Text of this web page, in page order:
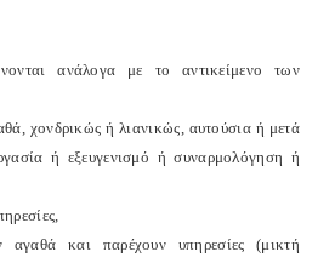
ανάλογα με το αντικείμενο των
χονδρικώς ή λιανικώς, αυτούσια ή μετά
ή εξευγενισμό ή συναρμολόγηση ή
και παρέχουν υπηρεσίες (μικτή